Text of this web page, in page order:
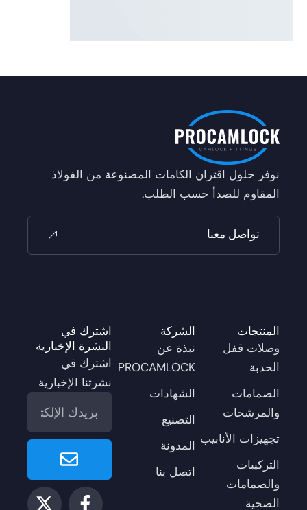
نوفر حلول اقتران الكامات المصنوعة من الفولاذ
المقاوم للصدأ حسب الطلب.
تواصل معنا
المنتجات
وصلات قفل
الحدبة
الصمامات
والمرشحات
تجهيزات الأنابيب
التركيبات
والصمامات
الصحية
الشركة
نبذة عن
PROCAMLOCK
الشهادات
التصنيع
المدونة
اتصل بنا
اشترك في
النشرة الإخبارية
اشترك في
نشرتنا الإخبارية
البريد
الإلكتروني
أرسل
ف ل